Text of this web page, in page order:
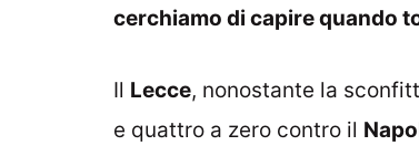
cerchiamo di capire quando
Il Lecce, nonostante la
e quattro a zero contro il